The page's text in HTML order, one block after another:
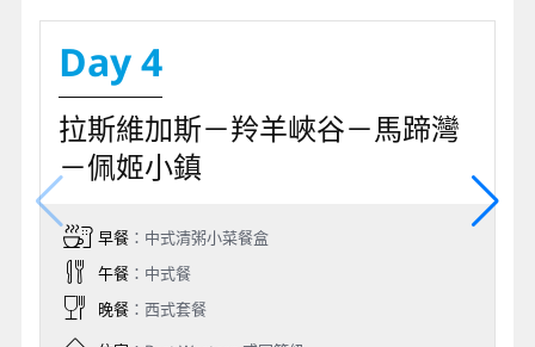
位瑞士藝術家所創作的大型戶外裝置藝術，由33顆
巨石所組成，每座石頭柱高達7~9公尺，人類站在
一旁顯得超迷你！因為重量、體積都相當大，整個
列造型，宛如巨大樂高積木，成為沙漠裡一大亮
點。
之後懷著興奮的心情造訪由金錢堆砌的
沙漠中綠洲
～拉斯維加斯，世界第一大賭城的名號絕非浪得虛
名，她並非只有賭而已，她是一個老少咸宜的多元
化旅遊城市，全世界超水準的歌舞秀以及有著千萬